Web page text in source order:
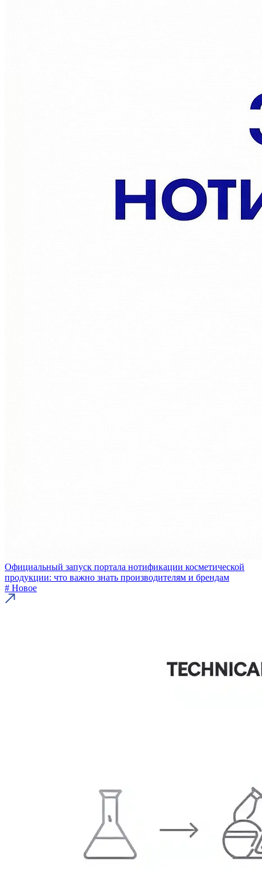
Официальный запуск портала нотификации косметической
продукции: что важно знать производителям и брендам
# Новое